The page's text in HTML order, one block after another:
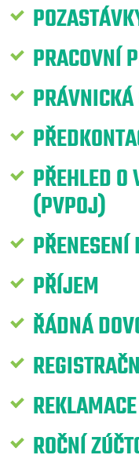
PRACOVNÍ
PŘEHLED
(PVPOJ)
PŘÍJEM
ŘÁDNÁ
REKLAMACE
ROČNÍ